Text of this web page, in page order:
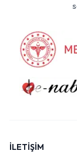
İLETİŞİM